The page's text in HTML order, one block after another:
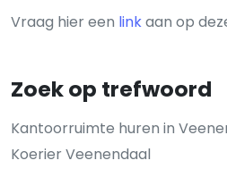
Vraag hier een linkaan op
Zoek op trefwoord
Kantoorruimte huren in
Koerier Veenendaal